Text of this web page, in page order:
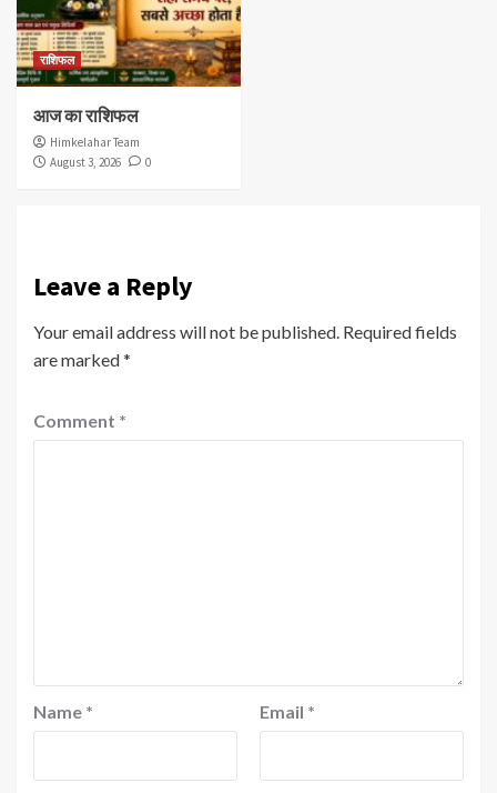
राशिफल
आज का राशिफल
Himkelahar Team
August 3, 2026
0
Leave a Reply
Your email address will not be published. Required fields
are marked*
Comment *
Name * Email *